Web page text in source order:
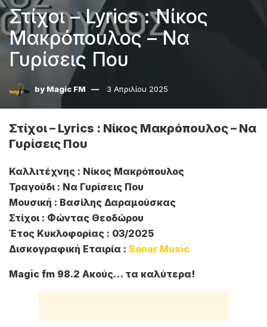
Στίχοι – Lyrics : Νίκος
Μακρόπουλος – Να
Γυρίσεις Που
by Magic FM 3 Απριλίου 2025
Στίχοι – Lyrics : Νίκος Μακρόπουλος – Να
Γυρίσεις Που
Καλλιτέχνης : Νίκος Μακρόπουλος
Τραγούδι : Να Γυρίσεις Που
Μουσική : Βασίλης Δαραμούσκας
Στίχοι : Φώντας Θεοδώρου
Έτος Κυκλοφορίας : 03/2025
Δισκογραφική Εταιρία : Sonar Music
Magic fm 98.2 Ακούς… τα καλύτερα!